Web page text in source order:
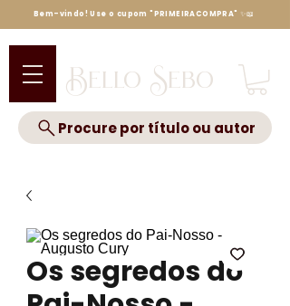
Bello Sebo
Procure por título ou autor
Bem-vindo! Use o cupom "PRIMEIRACOMPRA" ✨📖
Os segredos do